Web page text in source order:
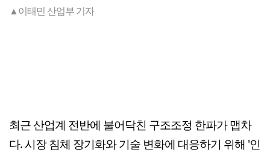
▲이태민 산업부 기자
최근 산업계 전반에 불어닥친 구조조정 한파가 맵차
다. 시장 침체 장기화와 기술 변화에 대응하기 위해 '인